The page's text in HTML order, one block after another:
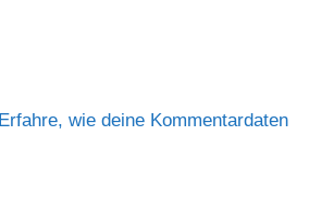
Erfahre, wie deine Kommentardaten